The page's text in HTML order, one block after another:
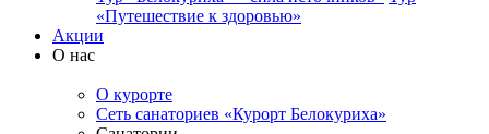
«Путешествие к здоровью»
Акции
О нас
О курорте
Сеть санаториев «Курорт Белокуриха»